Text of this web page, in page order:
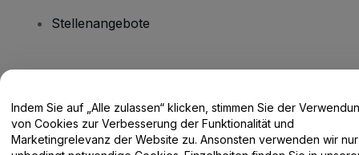
Stellenangebote
Hilfe-Center / Kontakt
Indem Sie auf „Alle zulassen“ klicken, stimmen Sie der
von Cookies zur Verbesserung der Funktionalität und
Marketingrelevanz der Website zu. Ansonsten verwenden wir nur